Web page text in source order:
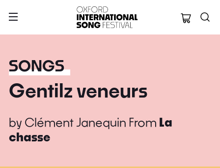
Oxford
SONGS
Gentilz veneurs
by Clément Janequin From La
chasse